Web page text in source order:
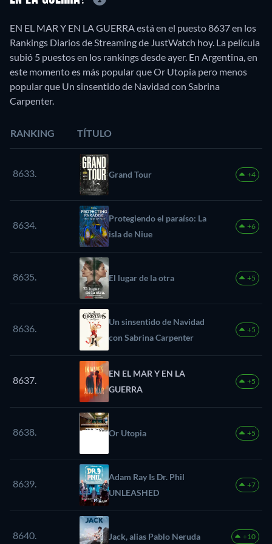
EN EL MAR Y EN LA GUERRA está en el puesto 8637 en los
Rankings Diarios de Streaming de JustWatch hoy. La película
subió 5 puestos en los rankings desde ayer. En Argentina, en
este momento es más popular que Or Utopia pero menos
popular que Un sinsentido de Navidad con Sabrina
Carpenter.
RANKING TÍTULO
8633. Grand Tour +4
8634.
Protegiendo el paraíso: La
isla de Niue
+6
8635. El lugar de la otra +5
8636.
Un sinsentido de Navidad
con Sabrina Carpenter
+5
8637.
EN EL MAR Y EN LA
GUERRA
+5
8638. Or Utopia +5
8639.
Adam Ray Is Dr. Phil
UNLEASHED
+7
8640. Jack, alias Pablo Neruda +10